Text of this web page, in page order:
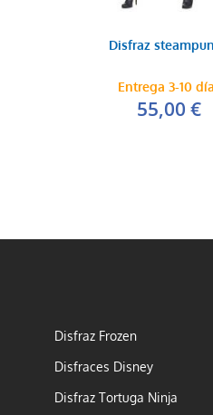
Disfraz
Entrega 3-10
55,00 €
Disfraz Frozen
Disfraces Disney
Disfraz Tortuga Ninja